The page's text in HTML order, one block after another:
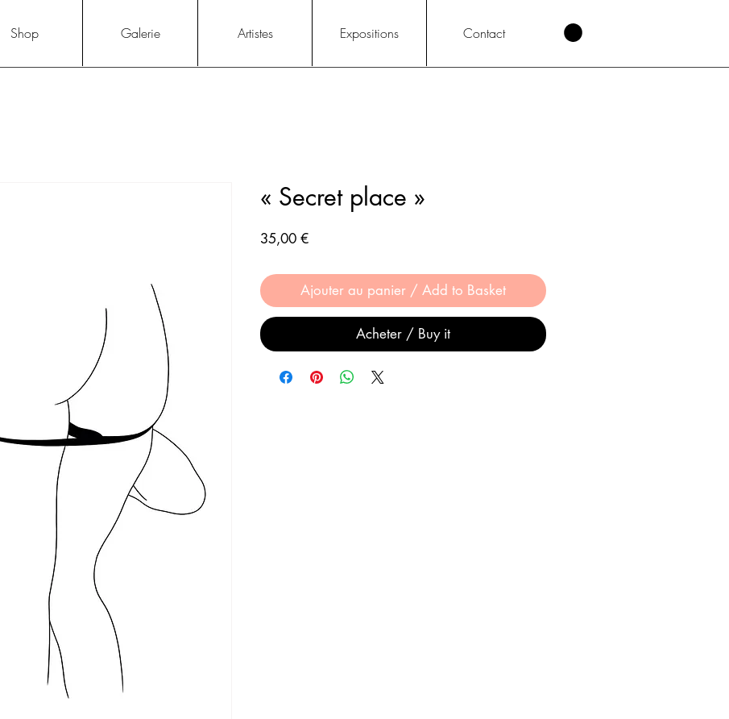
Shop Galerie Artistes Expositions Contact
« Secret place »
35,00 €Prix
Ajouter au panier / Add to Basket
Acheter / Buy it